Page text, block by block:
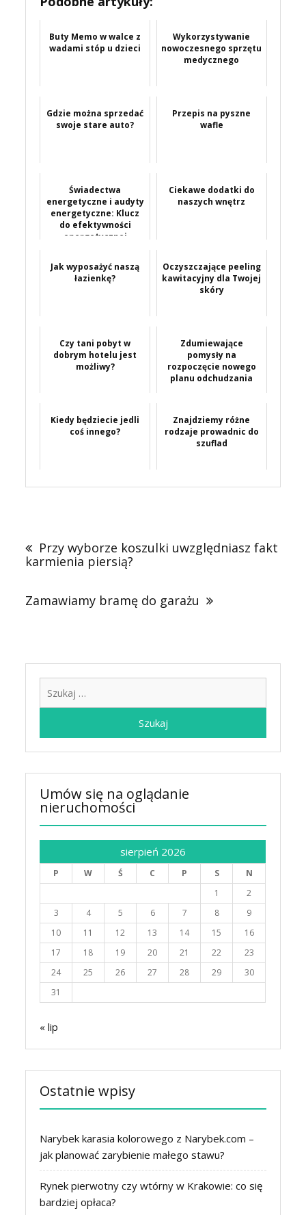
Buty Memo w walce z
wadami stóp u dzieci
Wykorzystywanie
nowoczesnego sprzętu
medycznego
Gdzie można sprzedać
swoje stare auto?
Przepis na pyszne
wafle
Świadectwa
energetyczne i audyty
energetyczne: Klucz
do efektywności
energetycznej
Ciekawe dodatki do
naszych wnętrz
Jak wyposażyć naszą
łazienkę?
Oczyszczające peeling
kawitacyjny dla Twojej
skóry
Czy tani pobyt w
dobrym hotelu jest
możliwy?
Zdumiewające
pomysły na
rozpoczęcie nowego
planu odchudzania
Kiedy będziecie jedli
coś innego?
Znajdziemy różne
rodzaje prowadnic do
szuflad
Przy wyborze koszulki uwzględniasz fakt
karmienia piersią?
Zamawiamy bramę do garażu
Umów się na oglądanie
nieruchomości
sierpień 2026
P W Ś C P S
N
1
2
3
4 5 6 7 8
9
10
11 12 13 14 15
16
17
18 19 20 21 22
23
24
25 26 27 28 29
30
31
« lip
Ostatnie wpisy
Narybek karasia kolorowego z Narybek.com –
jak planować zarybienie małego stawu?
Rynek pierwotny czy wtórny w Krakowie: co się
bardziej opłaca?